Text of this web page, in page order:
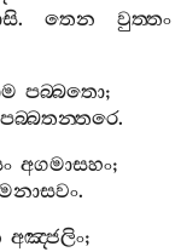
. තෙන
වුත‍්තං
පබ‍්බතො;
පබ‍්බතන‍්තරෙ.
අගමාසහං;
.
අඤ‍්ජලිං;